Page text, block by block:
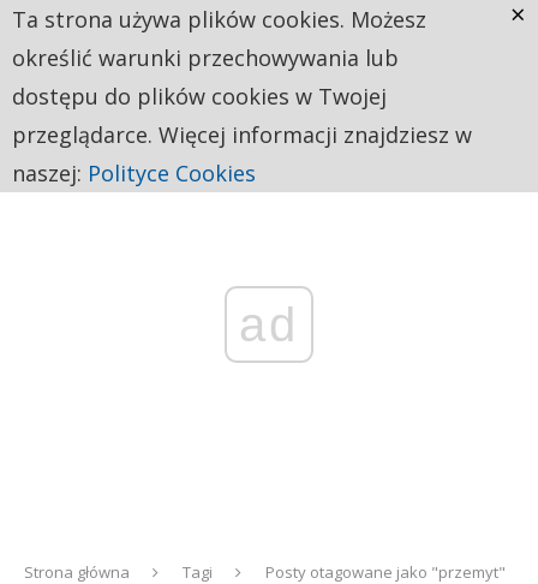
ad
Strona główna Tagi Posty otagowane jako "przemyt"
Ta strona używa plików cookies. Możesz
określić warunki przechowywania lub
dostępu do plików cookies w Twojej
przeglądarce. Więcej informacji znajdziesz w
naszej: Polityce Cookies
×